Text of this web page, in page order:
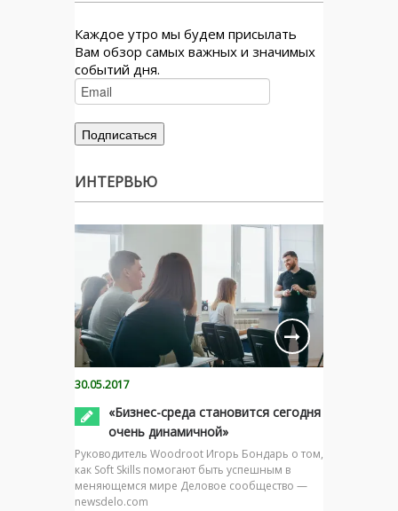
Каждое утро мы будем присылать
Вам обзор самых важных и значимых
событий дня.
ИНТЕРВЬЮ
30.05.2017
«Бизнес-среда становится сегодня
очень динамичной»
Руководитель Woodroot Игорь Бондарь о том,
как Soft Skills помогают быть успешным в
меняющемся мире Деловое сообщество —
newsdelo.com